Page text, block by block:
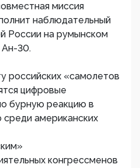
миссия
наблюдательный
России на румынском
Ан-30.
российских «самолетов
цифровые
бурную реакцию в
американских
конгрессменов